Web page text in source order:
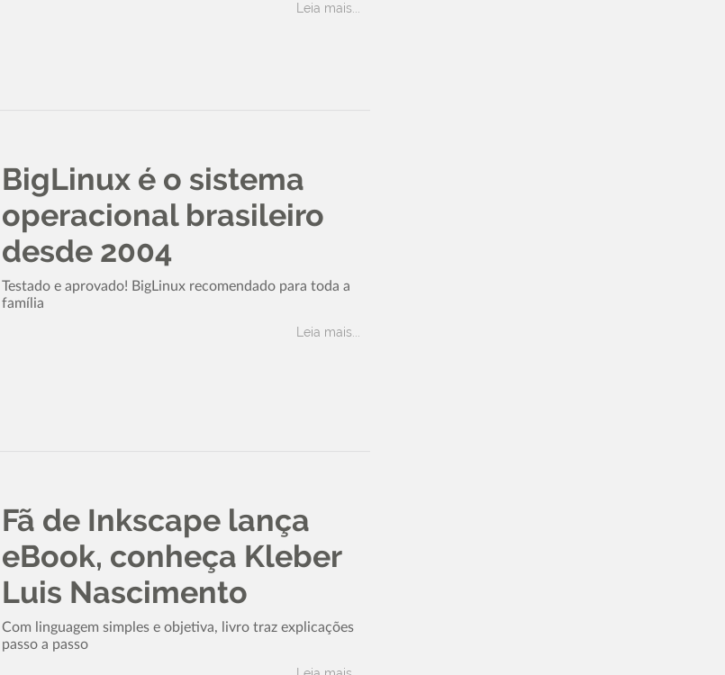
Leia mais...
BigLinux é o sistema
operacional brasileiro
desde 2004
Testado e aprovado! BigLinux recomendado para toda a
família
Leia mais...
Fã de Inkscape lança
eBook, conheça Kleber
Luis Nascimento
Com linguagem simples e objetiva, livro traz explicações
passo a passo